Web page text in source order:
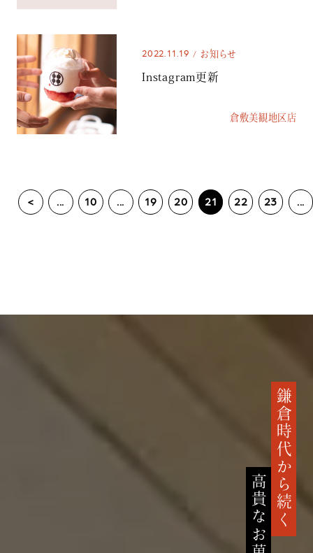
2022.11.19 お知らせ
Instagram更新
倉敷美観地区店
< 10 19 20 21 22 23
鎌倉時代から続く
高貴なお菓子